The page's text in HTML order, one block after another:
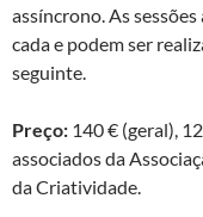
assíncrono. As
cada e podem ser
seguinte.
Preço: 140 € (geral),
associados da
da Criatividade.